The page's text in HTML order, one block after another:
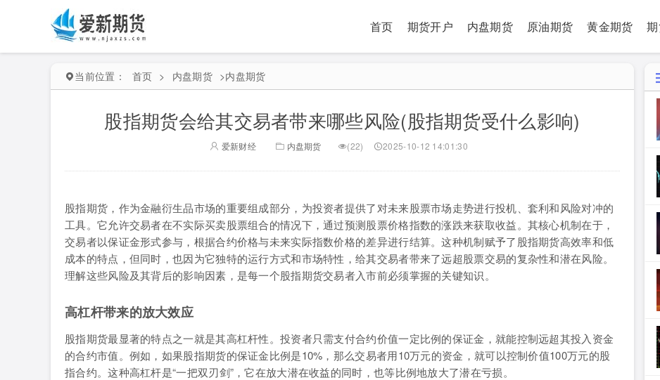
首页 期货开户 内盘期货 原油期货 黄金期货
当前位置： 首页 > 内盘期货 >内盘期货
股指期货会给其交易者带来哪些风险(股指期货受什么影响)
爱新财经 内盘期货 (22) 2025-10-12 14:01:30
股指期货，作为金融衍生品市场的重要组成部分，为投资者提供了对未来股票市场走势进行投机、套利和风险对冲的
工具。它允许交易者在不实际买卖股票组合的情况下，通过预测股票价格指数的涨跌来获取收益。其核心机制在于，
交易者以保证金形式参与，根据合约价格与未来实际指数价格的差异进行结算。这种机制赋予了股指期货高效率和低
成本的特点，但同时，也因为它独特的运行方式和市场特性，给其交易者带来了远超股票交易的复杂性和潜在风险。
理解这些风险及其背后的影响因素，是每一个股指期货交易者入市前必须掌握的关键知识。
高杠杆带来的放大效应
股指期货最显著的特点之一就是其高杠杆性。投资者只需支付合约价值一定比例的保证金，就能控制远超其投入资金
的合约市值。例如，如果股指期货的保证金比例是10%，那么交易者用10万元的资金，就可以控制价值100万元的股
指合约。这种高杠杆是“一把双刃剑”，它在放大潜在收益的同时，也等比例地放大了潜在亏损。